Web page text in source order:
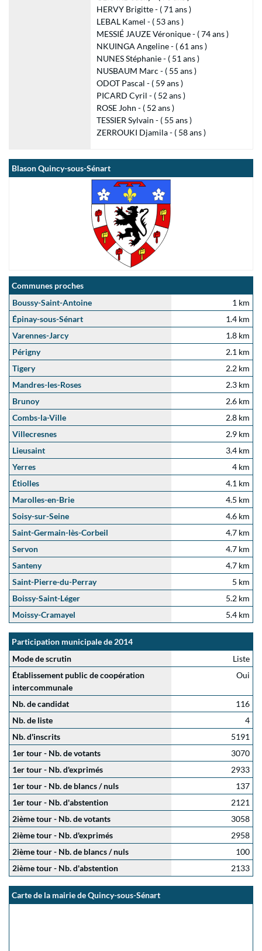
HERVY Brigitte - ( 71 ans )
LEBAL Kamel - ( 53 ans )
MESSIÉ JAUZE Véronique - ( 74 ans )
NKUINGA Angeline - ( 61 ans )
NUNES Stéphanie - ( 51 ans )
NUSBAUM Marc - ( 55 ans )
ODOT Pascal - ( 59 ans )
PICARD Cyril - ( 52 ans )
ROSE John - ( 52 ans )
TESSIER Sylvain - ( 55 ans )
ZERROUKI Djamila - ( 58 ans )
Blason Quincy-sous-Sénart
Communes proches
Boussy-Saint-Antoine
1 km
Épinay-sous-Sénart
1.4 km
Varennes-Jarcy
1.8 km
Périgny
2.1 km
Tigery
2.2 km
Mandres-les-Roses
2.3 km
Brunoy
2.6 km
Combs-la-Ville
2.8 km
Villecresnes
2.9 km
Lieusaint
3.4 km
Yerres
4 km
Étiolles
4.1 km
Marolles-en-Brie
4.5 km
Soisy-sur-Seine
4.6 km
Saint-Germain-lès-Corbeil
4.7 km
Servon
4.7 km
Santeny
4.7 km
Saint-Pierre-du-Perray
5 km
Boissy-Saint-Léger
5.2 km
Moissy-Cramayel
5.4 km
Participation municipale de 2014
Mode de scrutin
Liste
Établissement public de coopération
intercommunale
Oui
Nb. de candidat
116
Nb. de liste
4
Nb. d'inscrits
5191
1er tour - Nb. de votants
3070
1er tour - Nb. d'exprimés
2933
1er tour - Nb. de blancs / nuls
137
1er tour - Nb. d'abstention
2121
2ième tour - Nb. de votants
3058
2ième tour - Nb. d'exprimés
2958
2ième tour - Nb. de blancs / nuls
100
2ième tour - Nb. d'abstention
2133
Carte de la mairie de Quincy-sous-Sénart